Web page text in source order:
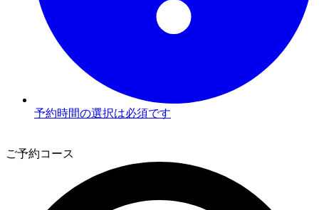
予約時間の選択は必須です
ご予約コース